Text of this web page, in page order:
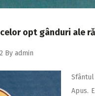
opt gânduri ale
By admin
Apus.